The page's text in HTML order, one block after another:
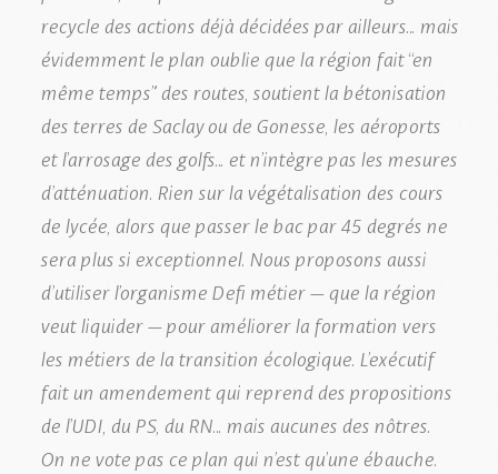
recycle des actions déjà décidées par ailleurs… mais
évidemment le plan oublie que la région fait “en
même temps” des routes, soutient la bétonisation
des terres de Saclay ou de Gonesse, les aéroports
et l’arrosage des golfs… et n’intègre pas les mesures
d’atténuation. Rien sur la végétalisation des cours
de lycée, alors que passer le bac par 45 degrés ne
sera plus si exceptionnel. Nous proposons aussi
d’utiliser l’organisme Defi métier – que la région
veut liquider – pour améliorer la formation vers
les métiers de la transition écologique. L’exécutif
fait un amendement qui reprend des propositions
de l’UDI, du PS, du RN… mais aucunes des nôtres.
On ne vote pas ce plan qui n’est qu’une ébauche.